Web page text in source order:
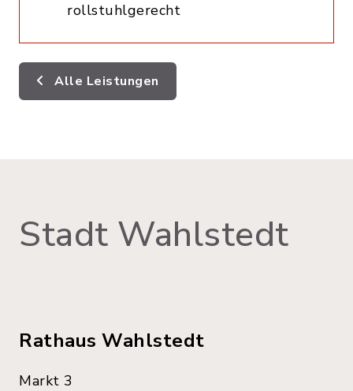
rollstuhlgerecht
Alle Leistungen
Stadt Wahlstedt
Rathaus Wahlstedt
Markt 3